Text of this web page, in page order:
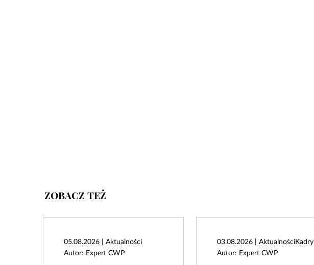
ZOBACZ TEŻ
05.08.2026 | Aktualności
Autor: Expert CWP
03.08.2026 | AktualnościKadry
Autor: Expert CWP